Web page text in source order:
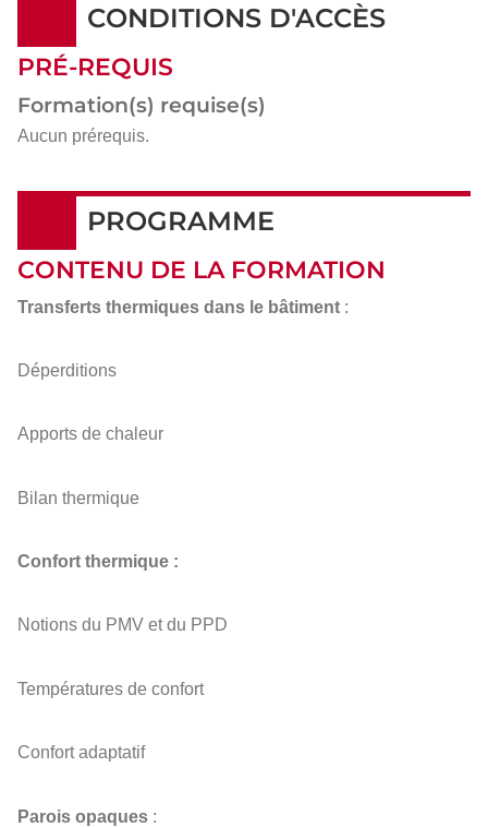
CONDITIONS D'ACCÈS
PRÉ-REQUIS
Formation(s) requise(s)
Aucun prérequis.
PROGRAMME
CONTENU DE LA FORMATION
Transferts thermiques dans le bâtiment :
Déperditions
Apports de chaleur
Bilan thermique
Confort thermique :
Notions du PMV et du PPD
Températures de confort
Confort adaptatif
Parois opaques :